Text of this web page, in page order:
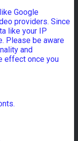
Google
providers. Since
like your IP
Please be aware
and
effect once you